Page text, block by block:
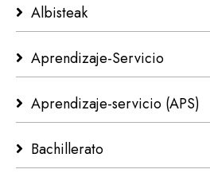
Albisteak
Aprendizaje-Servicio
Aprendizaje-servicio (APS)
Bachillerato